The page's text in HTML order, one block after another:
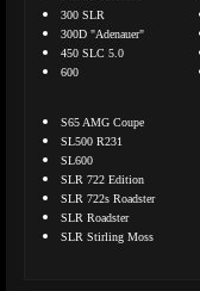
300 SLR
300D "Adenauer"
450 SLC 5.0
600
S65 AMG Coupe
SL500 R231
SL600
SLR 722 Edition
SLR 722s Roadster
SLR Roadster
SLR Stirling Moss